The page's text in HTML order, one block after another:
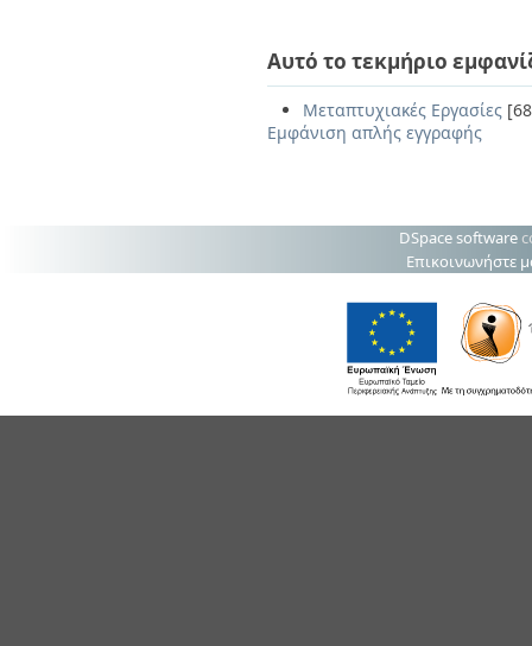
Αυτό το τεκμήριο
Μεταπτυχιακές Εργασίες
Εμφάνιση απλής εγγραφής
DSpace software
Επικοινωνήστε